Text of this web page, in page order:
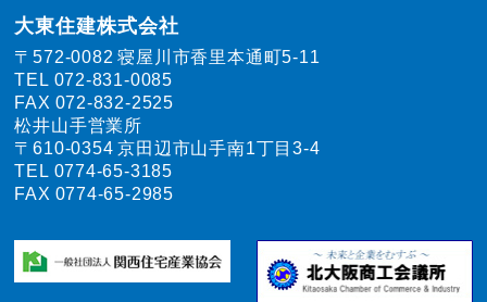
大東住建株式会社
〒572-0082寝屋川市香里本通町5-11
TEL 072-831-0085
FAX 072-832-2525
松井山手営業所
〒610-0354京田辺市山手南1丁目3-4
TEL 0774-65-3185
FAX 0774-65-2985